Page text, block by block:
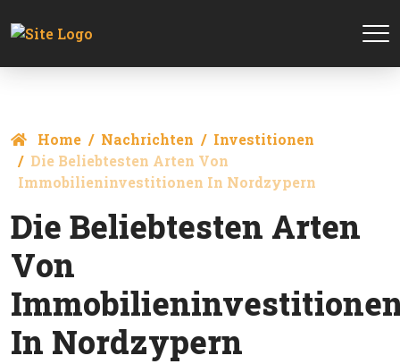
Home Nachrichten
Investitionen
Die Beliebtesten Arten Von
Immobilieninvestitionen In Nordzypern
Die Beliebtesten Arten
Von
In Nordzypern